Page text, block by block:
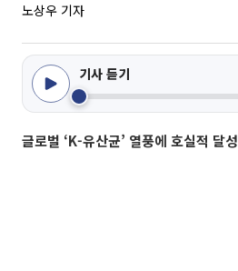
노상우 기자
기사 듣기
글로벌 ‘K-유산균’ 열풍에 호실적 달성